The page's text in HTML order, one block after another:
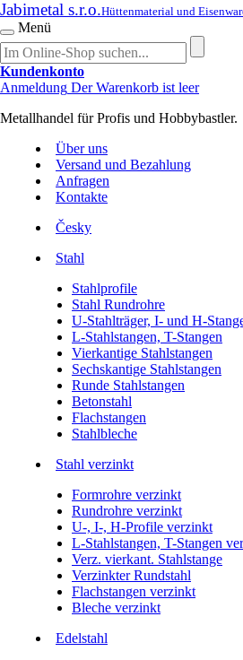
Jabimetal s.r.o.Hüttenmaterial und
Menü
Kundenkonto
Anmeldung Der Warenkorb ist leer
Metallhandel für Profis und Hobbybastler.
Über uns
Versand und Bezahlung
Anfragen
Kontakte
Česky
Stahl
Stahlprofile
Stahl Rundrohre
U-Stahlträger, I- und H-
L-Stahlstangen, T-Stangen
Vierkantige Stahlstangen
Sechskantige Stahlstangen
Runde Stahlstangen
Betonstahl
Flachstangen
Stahlbleche
Stahl verzinkt
Formrohre verzinkt
Rundrohre verzinkt
U-, I-, H-Profile verzinkt
L-Stahlstangen, T-Stangen
Verz. vierkant. Stahlstange
Verzinkter Rundstahl
Flachstangen verzinkt
Bleche verzinkt
Edelstahl